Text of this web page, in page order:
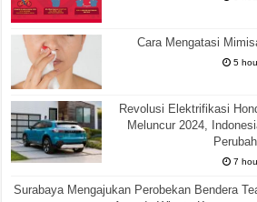
Cara Mengatasi
5
Revolusi Elektrifikasi
Meluncur 2024,
7
Surabaya Mengajukan Perobekan Bendera